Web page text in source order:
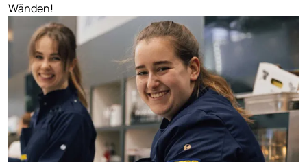
Wänden!